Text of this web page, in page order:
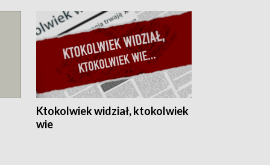
Ktokolwiek widział, ktokolwiek
wie